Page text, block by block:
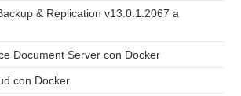
& Replication v13.0.1.2067 a
Document Server con Docker
con Docker